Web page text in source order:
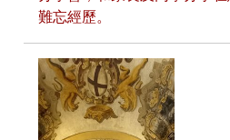
難忘經歷。